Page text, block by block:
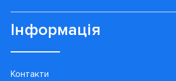
Інформація
Контакти